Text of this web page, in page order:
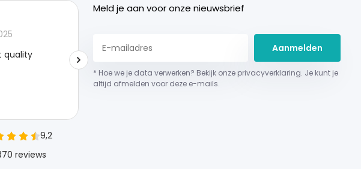
Meld je aan voor onze nieuwsbrief
Aanmelden
* Hoe we je data verwerken? Bekijk onze privacyverklaring. Je kunt je
altijd afmelden voor deze e-mails.